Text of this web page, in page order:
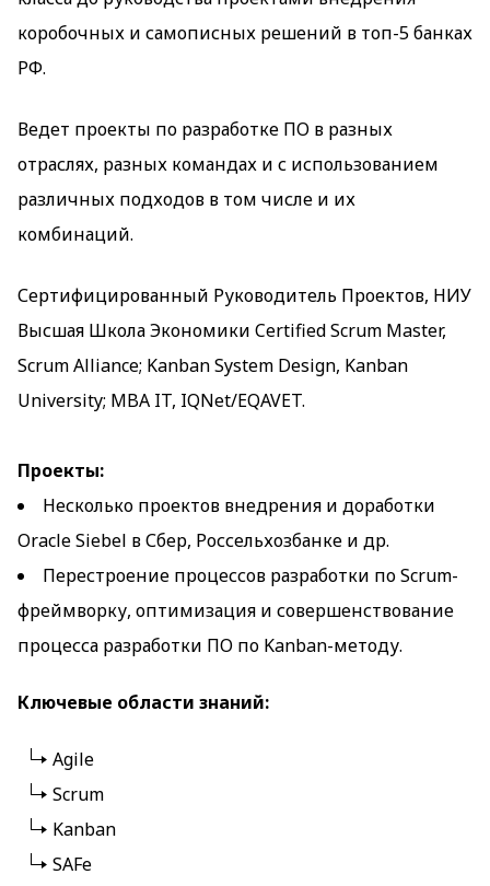
коробочных и самописных решений в топ-5 банках
РФ.
Ведет проекты по разработке ПО в разных
отраслях, разных командах и с использованием
различных подходов в том числе и их
комбинаций.
Сертифицированный Руководитель Проектов, НИУ
Высшая Школа Экономики Certified Scrum Master,
Scrum Alliance; Kanban System Design, Kanban
University; MBA IT, IQNet/EQAVET.
Проекты:
Несколько проектов внедрения и доработки
Oracle Siebel в Сбер, Россельхозбанке и др.
Перестроение процессов разработки по Scrum-
фреймворку, оптимизация и совершенствование
процесса разработки ПО по Kanban-методу.
Ключевые области знаний:
Agile
Scrum
Kanban
SAFe